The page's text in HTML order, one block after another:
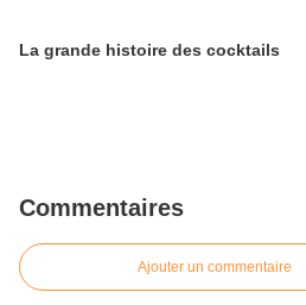
La grande histoire des cocktails
Commentaires
Ajouter un commentaire